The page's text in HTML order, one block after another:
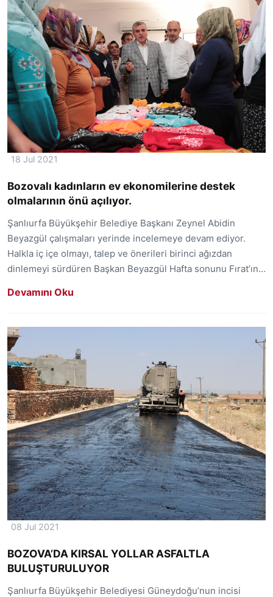
18 Jul 2021
Bozovalı kadınların ev ekonomilerine destek
olmalarının önü açılıyor.
Şanlıurfa Büyükşehir Belediye Başkanı Zeynel Abidin
Beyazgül çalışmaları yerinde incelemeye devam ediyor.
Halkla iç içe olmayı, talep ve önerileri birinci ağızdan
dinlemeyi sürdüren Başkan Beyazgül Hafta sonunu Fırat’ın...
Devamını Oku
08 Jul 2021
BOZOVA’DA KIRSAL YOLLAR ASFALTLA
BULUŞTURULUYOR
Şanlıurfa Büyükşehir Belediyesi Güneydoğu’nun incisi